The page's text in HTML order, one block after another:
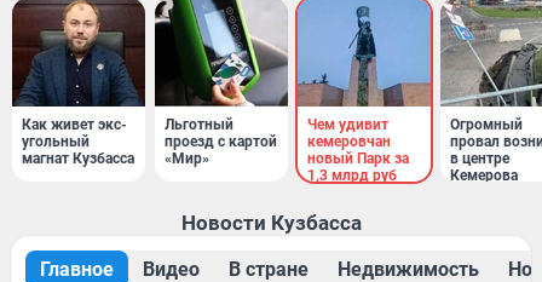
Как живет экс-
угольный
магнат Кузбасса
Льготный
проезд с картой
«Мир»
Чем удивит
кемеровчан
новый Парк за
1,3 млрд руб
Огромный
провал
в центре
Кемерова
Новости Кузбасса
Главное Видео В стране Недвижимость